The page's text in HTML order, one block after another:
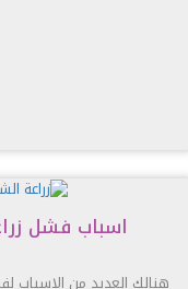
اسباب فشل
هنالك العديد من الاسباب